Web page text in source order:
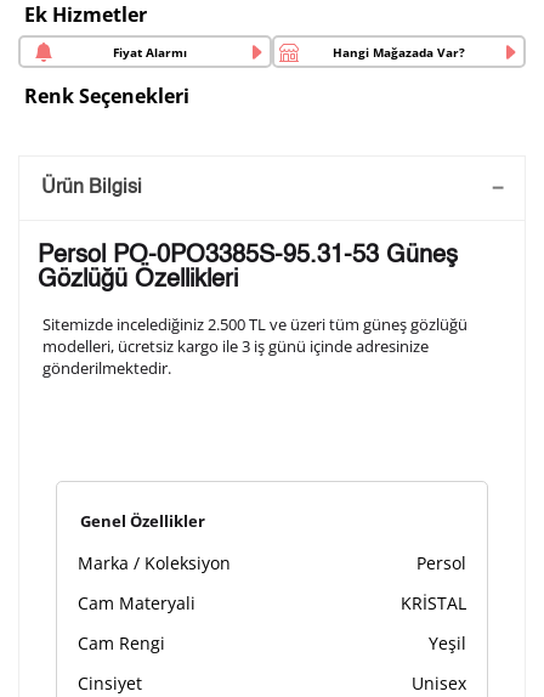
Ek Hizmetler
Fiyat Alarmı Hangi Mağazada Var?
Renk Seçenekleri
Saatini Kişiselleştir
arka kapağına gravür tekniği ile formda belirtmiş
olduğunuz şekilde işlenecektir.
1. Satır
3. Satır
Lütfen font seçiniz
Ön İzleme Vazgeç
Ürün Bilgisi
Persol PO-0PO3385S-95.31-53 Güneş
Gözlüğü Özellikleri
Sitemizde incelediğiniz 2.500 TL ve üzeri tüm güneş gözlüğü
modelleri, ücretsiz kargo ile 3 iş günü içinde adresinize
gönderilmektedir.
Genel Özellikler
Marka / Koleksiyon
Persol
Cam Materyali
KRİSTAL
Cam Rengi
Yeşil
Cinsiyet
Unisex